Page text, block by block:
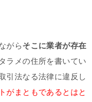
がらそこに業者が存在
ラメの住所を書いてい
引法なる法律に違反し
がまともであるとはと